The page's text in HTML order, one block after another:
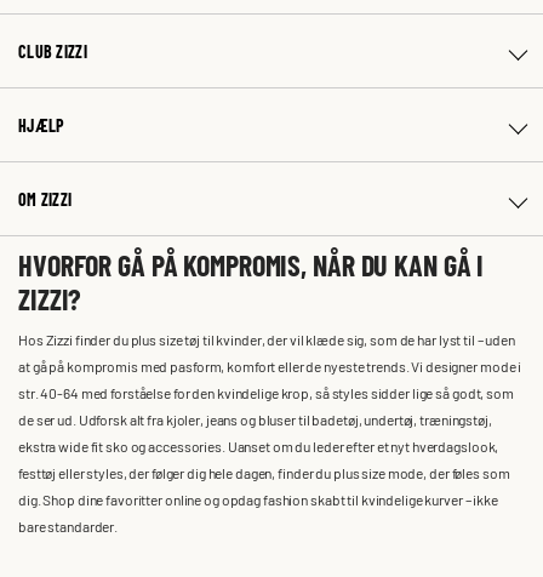
CLUB ZIZZI
HJÆLP
OM ZIZZI
HVORFOR GÅ PÅ KOMPROMIS, NÅR DU KAN GÅ I
ZIZZI?
Hos Zizzi finder du plus size tøj til kvinder, der vil klæde sig, som de har lyst til – uden
at gå på kompromis med pasform, komfort eller de nyeste trends. Vi designer mode i
str. 40-64 med forståelse for den kvindelige krop, så styles sidder lige så godt, som
de ser ud. Udforsk alt fra kjoler, jeans og bluser til badetøj, undertøj, træningstøj,
ekstra wide fit sko og accessories. Uanset om du leder efter et nyt hverdagslook,
festtøj eller styles, der følger dig hele dagen, finder du plus size mode, der føles som
dig. Shop dine favoritter online og opdag fashion skabt til kvindelige kurver – ikke
bare standarder.